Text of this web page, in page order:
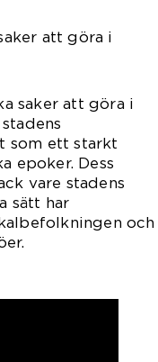
att göra i
saker att göra i
som ett starkt
epoker. Dess
vare stadens
sätt har
och